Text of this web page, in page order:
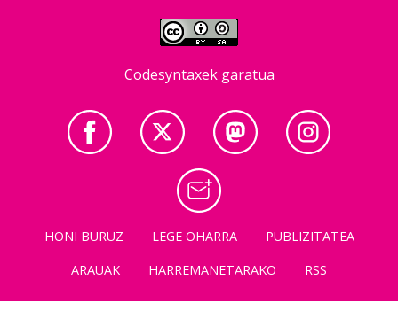
Codesyntaxek garatua
HONI BURUZ LEGE OHARRA
PUBLIZITATEA
ARAUAK
HARREMANETARAKO RSS